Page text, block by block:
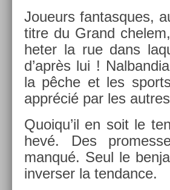
Joueurs fan­tasques,
titre du Grand
het­er la rue dans
d’après lui !
la pêche et les
apprécié par les
Quoiqu’il en soit le
hevé. Des
manqué. Seul le
in­vers­er la ten­dance.